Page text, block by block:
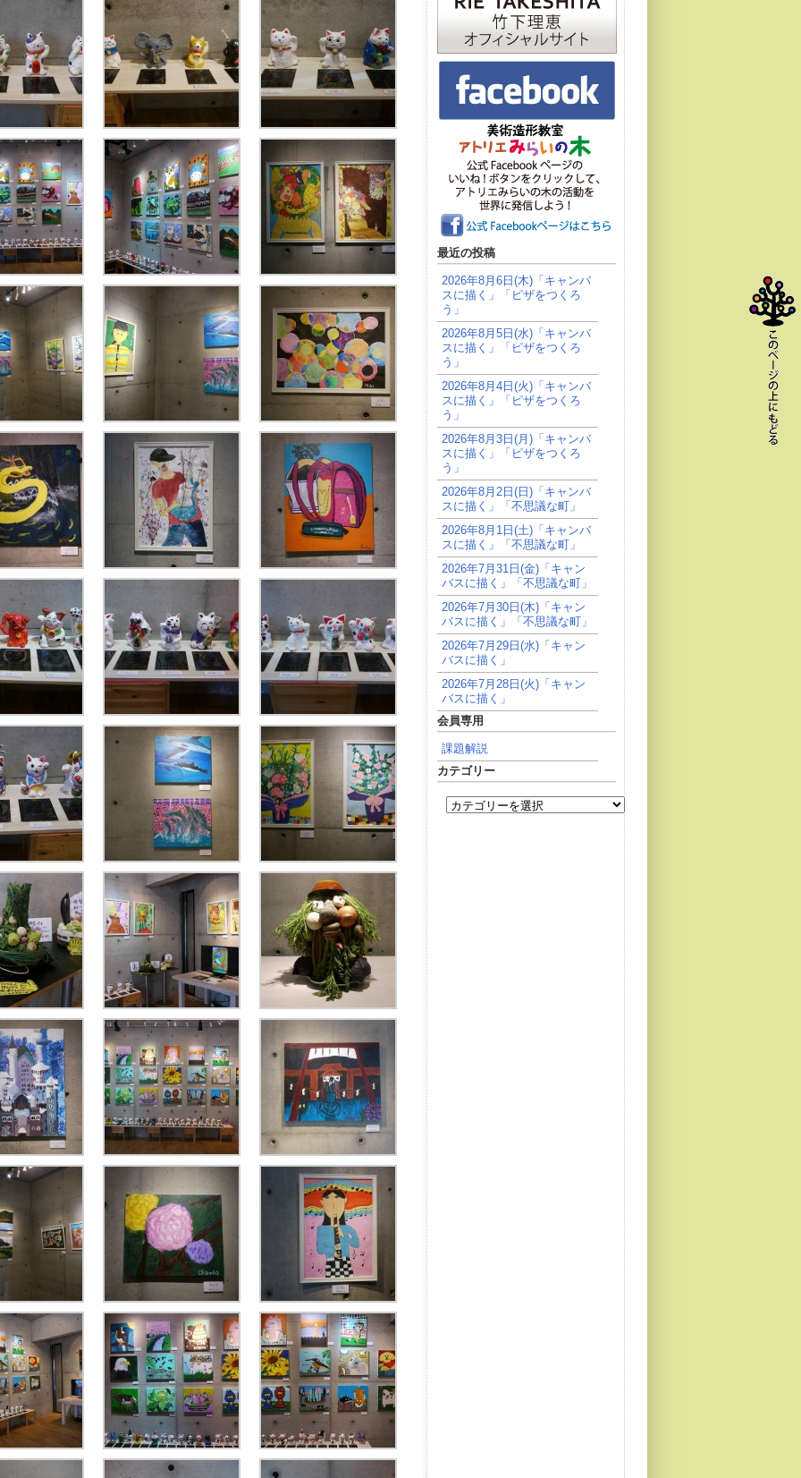
最近の投稿
2026年8月6日(木)「キャンバ
スに描く」「ピザをつくろ
う」
2026年8月5日(水)「キャンバ
スに描く」「ピザをつくろ
う」
2026年8月4日(火)「キャンバ
スに描く」「ピザをつくろ
う」
2026年8月3日(月)「キャンバ
スに描く」「ピザをつくろ
う」
2026年8月2日(日)「キャンバ
スに描く」「不思議な町」
2026年8月1日(土)「キャンバ
スに描く」「不思議な町」
2026年7月31日(金)「キャン
バスに描く」「不思議な町」
2026年7月30日(木)「キャン
バスに描く」「不思議な町」
2026年7月29日(水)「キャン
バスに描く」
2026年7月28日(火)「キャン
バスに描く」
会員専用
課題解説
カテゴリー